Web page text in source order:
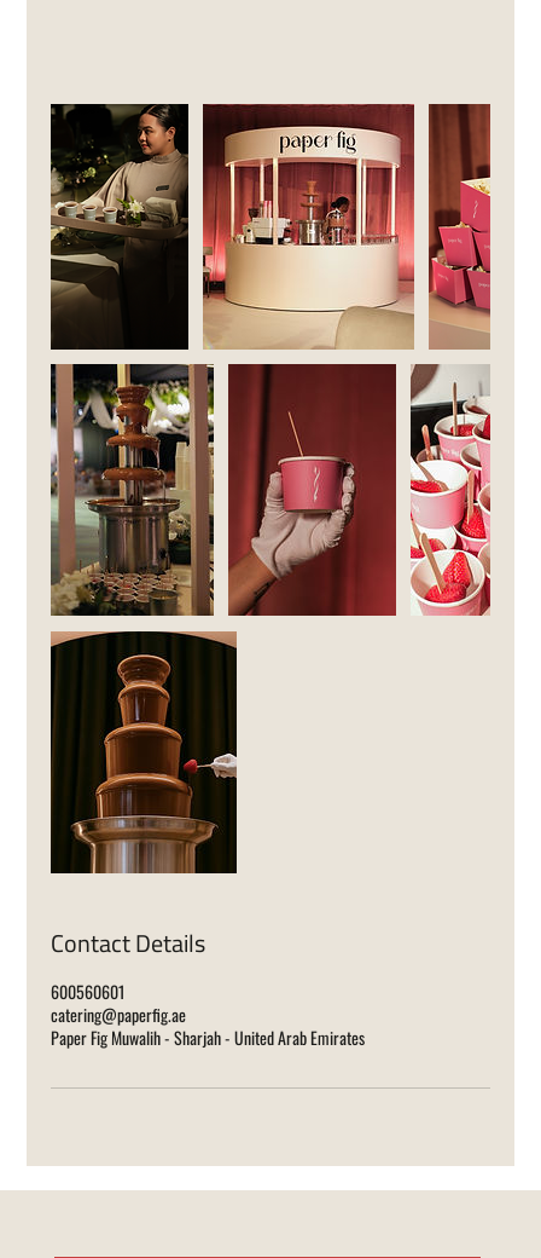
Contact Details
600560601
catering@paperfig.ae
Paper Fig Muwalih - Sharjah - United Arab Emirates